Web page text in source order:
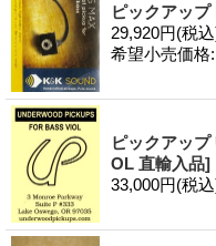
ピックアッ
29,920円(税
希望小売価格:
ピックアッ
OL 直輸入品]
33,000円(税